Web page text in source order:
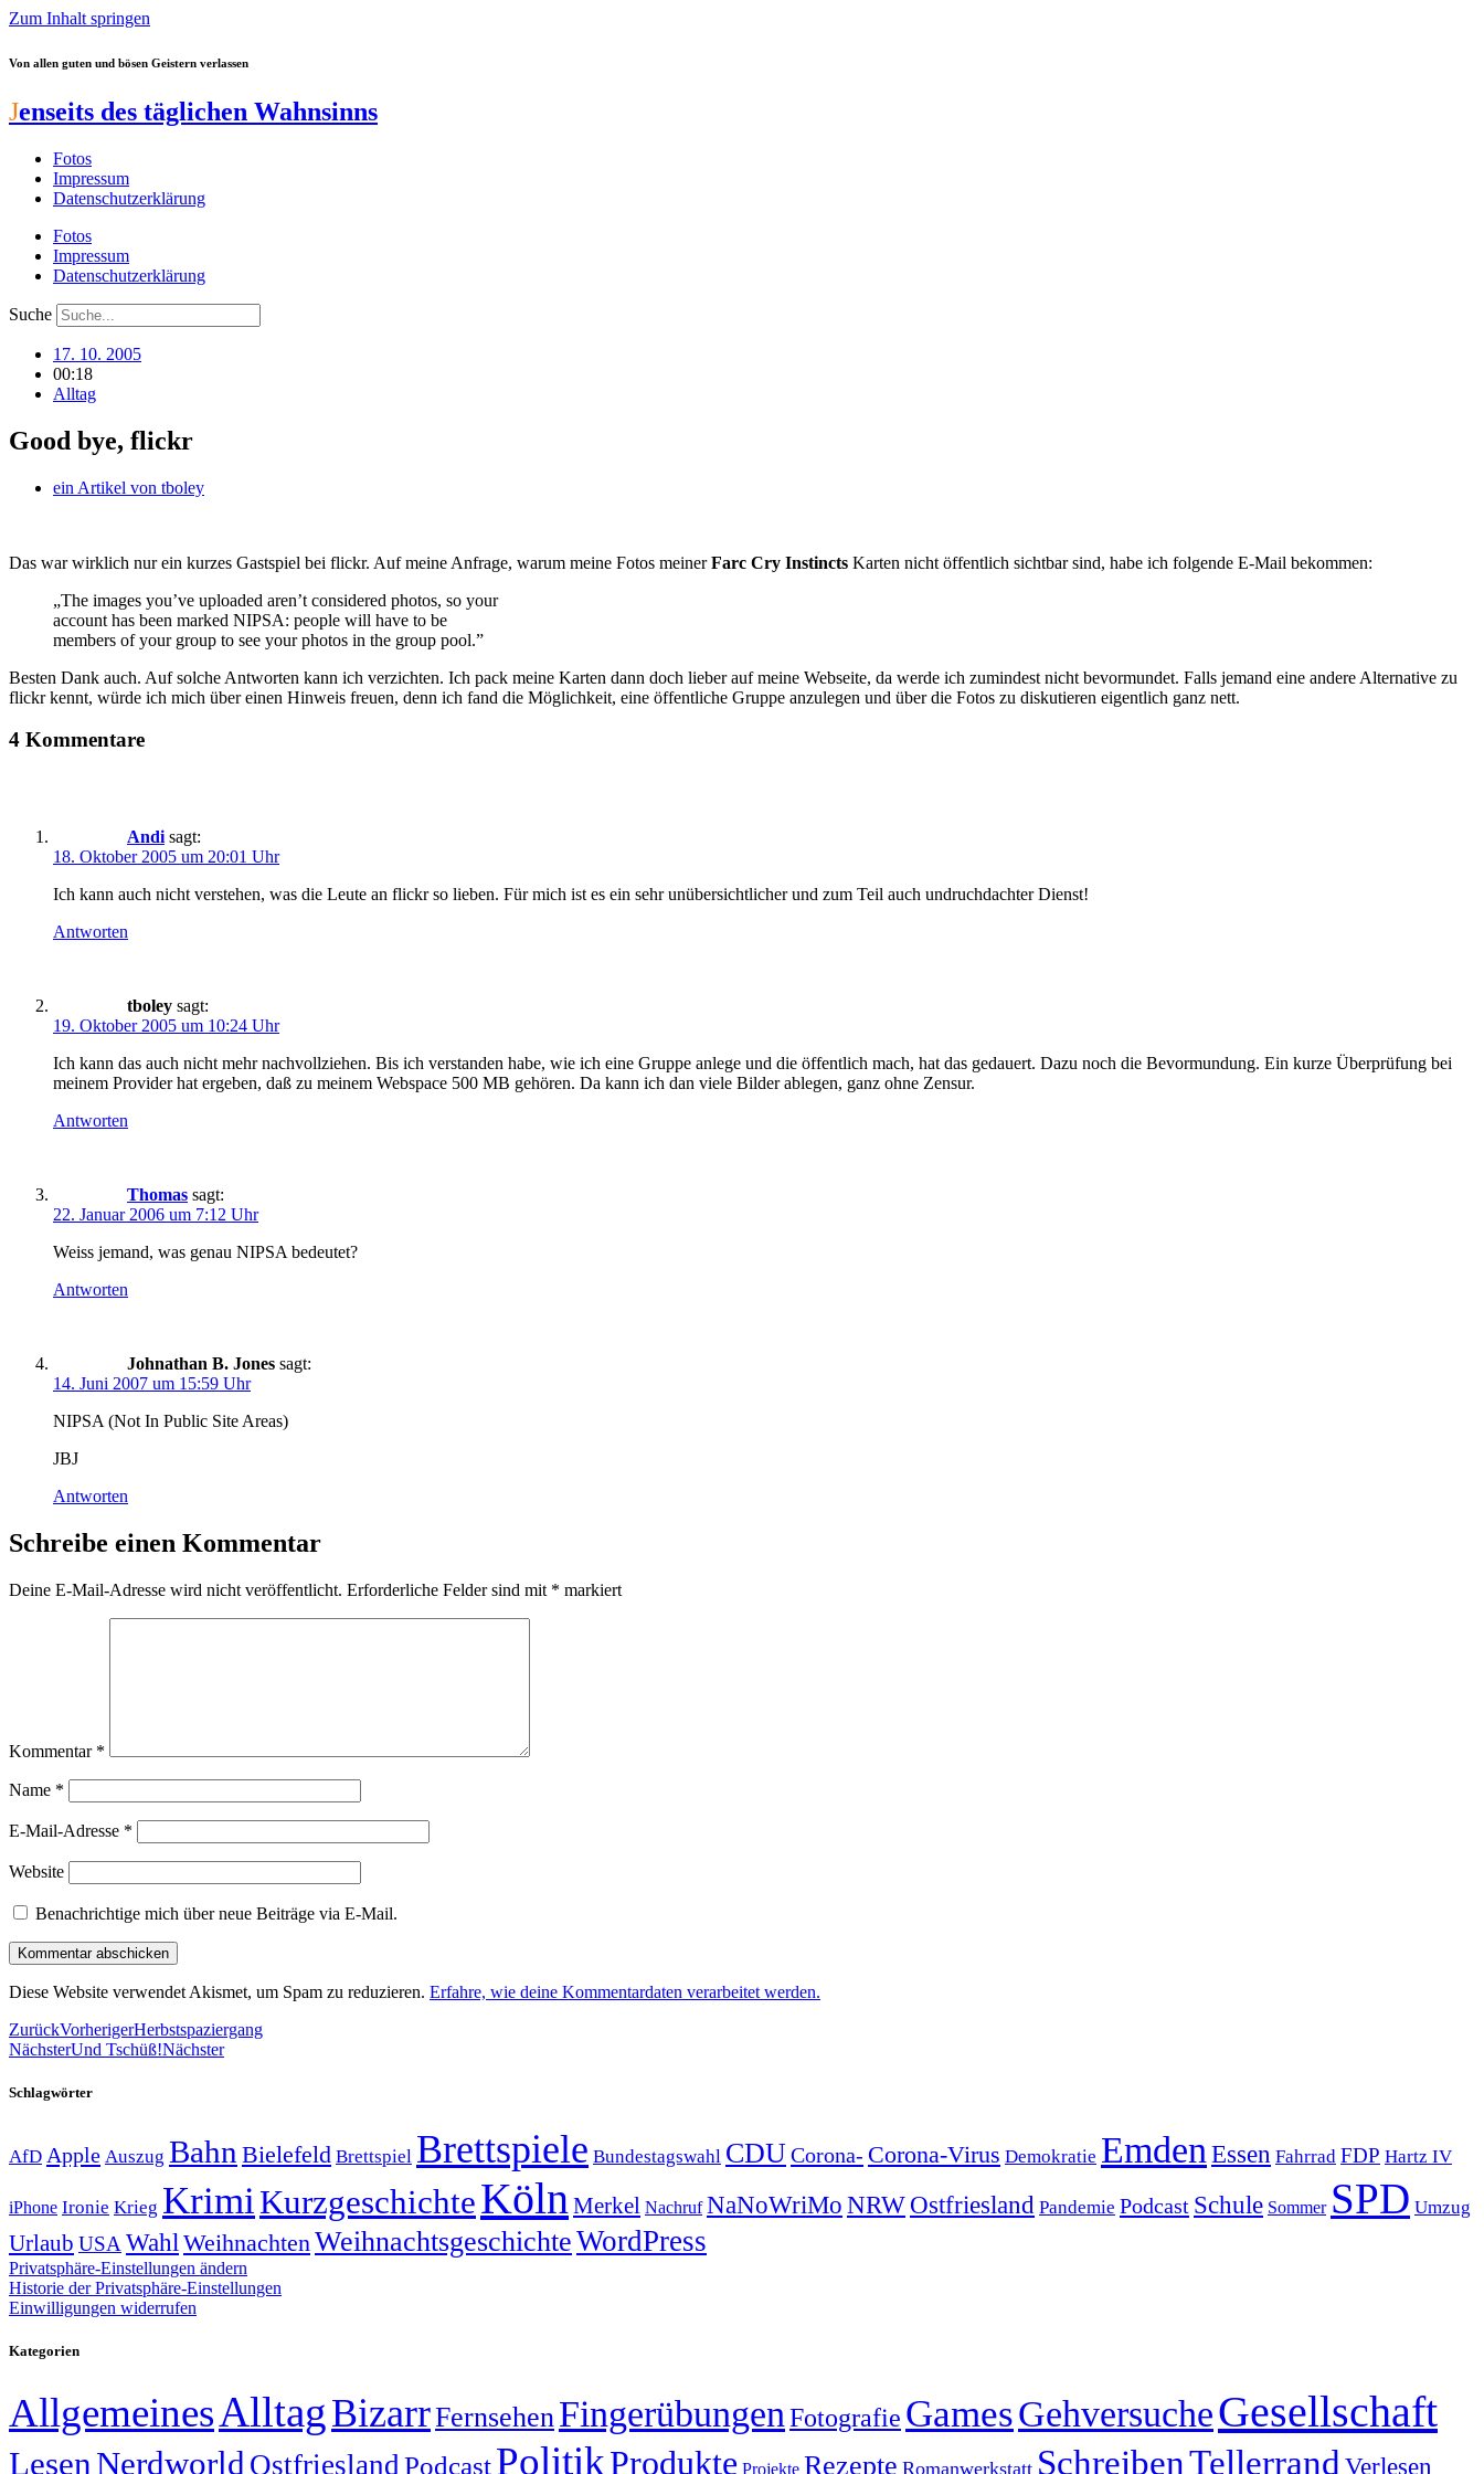
Zum Inhalt springen
Von allen guten und bösen Geistern verlassen
Jenseits des täglichen Wahnsinns
Fotos
Impressum
Datenschutzerklärung
Fotos
Impressum
Datenschutzerklärung
Suche
17. 10. 2005
00:18
Alltag
Good bye, flickr
ein Artikel von tboley
Das war wirklich nur ein kurzes Gastspiel bei flickr. Auf meine Anfrage, warum meine Fotos meinerFarc Cry Instincts Karten nicht öffentlich sichtbar sind, habe ich folgende E-Mail bekommen:
„The images you’ve uploaded aren’t considered photos, so your
account has been marked NIPSA: people will have to be
members of your group to see your photos in the group pool.”
Besten Dank auch. Auf solche Antworten kann ich verzichten. Ich pack meine Karten dann doch lieber auf meine Webseite, da werde ich zumindest nicht bevormundet. Falls jemand eine andere Alternative zu
flickr kennt, würde ich mich über einen Hinweis freuen, denn ich fand die Möglichkeit, eine öffentliche Gruppe anzulegen und über die Fotos zu diskutieren eigentlich ganz nett.
4 Kommentare
Andi sagt:
18. Oktober 2005 um 20:01 Uhr
Ich kann auch nicht verstehen, was die Leute an flickr so lieben. Für mich ist es ein sehr unübersichtlicher und zum Teil auch undruchdachter Dienst!
Antworten
tboley sagt:
19. Oktober 2005 um 10:24 Uhr
Ich kann das auch nicht mehr nachvollziehen. Bis ich verstanden habe, wie ich eine Gruppe anlege und die öffentlich mach, hat das gedauert. Dazu noch die Bevormundung. Ein kurze Überprüfung bei
meinem Provider hat ergeben, daß zu meinem Webspace 500 MB gehören. Da kann ich dan viele Bilder ablegen, ganz ohne Zensur.
Antworten
Thomas sagt:
22. Januar 2006 um 7:12 Uhr
Weiss jemand, was genau NIPSA bedeutet?
Antworten
Johnathan B. Jones sagt:
14. Juni 2007 um 15:59 Uhr
NIPSA (Not In Public Site Areas)
JBJ
Antworten
Schreibe einen Kommentar
Deine E-Mail-Adresse wird nicht veröffentlicht. Erforderliche Felder sind mit * markiert
Kommentar *
Name *
E-Mail-Adresse *
Website
Benachrichtige mich über neue Beiträge via E-Mail.
Diese Website verwendet Akismet, um Spam zu reduzieren. Erfahre, wie deine Kommentardaten verarbeitet werden.
ZurückVorherigerHerbstspaziergang
NächsterUnd Tschüß!Nächster
Schlagwörter
AfD Apple Auszug Bahn Bielefeld Brettspiel Brettspiele Bundestagswahl CDUCorona- Corona-Virus Demokratie Emden Essen Fahrrad FDP Hartz IV
iPhone Ironie Krieg KrimiKurzgeschichteKölnMerkel Nachruf NaNoWriMo NRWOstfriesland Pandemie Podcast Schule Sommer SPD Umzug
Urlaub USAWahlWeihnachtenWeihnachtsgeschichteWordPress
Privatsphäre-Einstellungen ändern
Historie der Privatsphäre-Einstellungen
Einwilligungen widerrufen
Kategorien
AllgemeinesAlltagBizarrFernsehen Fingerübungen Fotografie GamesGehversucheGesellschaft
Lesen Nerdworld Ostfriesland PodcastPolitikProdukte Projekte Rezepte Romanwerkstatt SchreibenTellerrand Verlesen